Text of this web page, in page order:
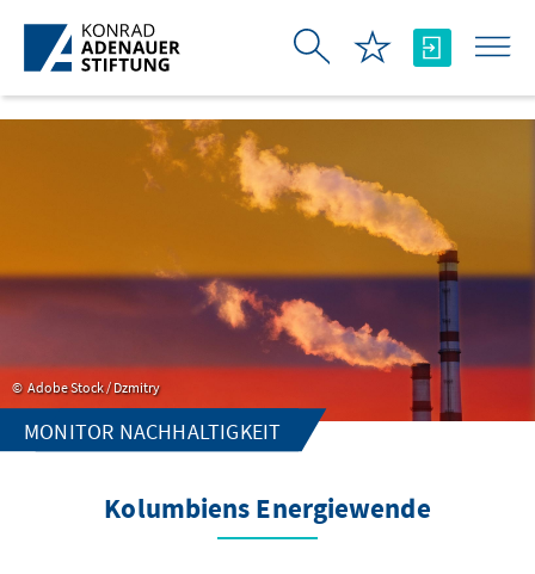
Skip to Main Content
Adobe Stock / Dzmitry
MONITOR NACHHALTIGKEIT
Kolumbiens Energiewende